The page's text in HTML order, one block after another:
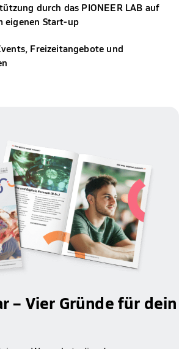
durch das PIONEER LAB auf
eigenen Start-up
Freizeitangebote und
– Vier Gründe für dein